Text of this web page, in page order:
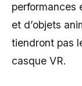
performances
et d’objets
tiendront pas
casque VR.